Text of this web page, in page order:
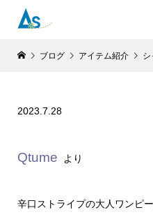
ブログ アイテム紹介 シ
2023.7.28
Qtume より
辛口ストライプの大人ワンピ